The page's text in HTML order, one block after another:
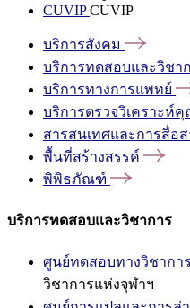
CUVIPCUVIP
บริการสังคม
บริการทดสอบและวิชา
บริการทางการแพทย์
บริการตรวจวิเคราะห์
สารสนเทศและการสื่อส
พื้นที่สร้างสรรค์
พิพิธภัณฑ์
บริการทดสอบและวิชาการ
ศูนย์ทดสอบทางวิชากา
วิชาการแห่งจุฬาฯ